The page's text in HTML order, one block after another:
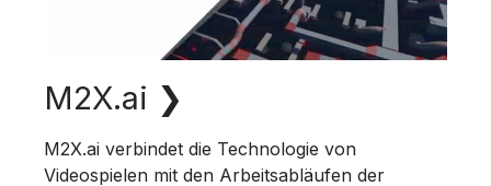
M2X.ai ❯
M2X.ai verbindet die Technologie von
Videospielen mit den Arbeitsabläufen der